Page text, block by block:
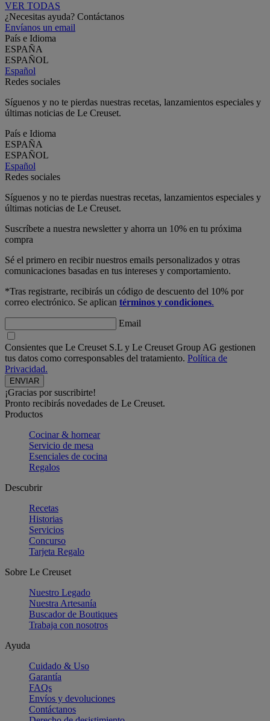
VER TODAS
¿Necesitas ayuda? Contáctanos
Envíanos un email
País e Idioma
ESPAÑA
ESPAÑOL
Español
Redes sociales
Síguenos y no te pierdas nuestras recetas, lanzamientos especiales y
últimas noticias de Le Creuset.
País e Idioma
ESPAÑA
ESPAÑOL
Español
Redes sociales
Síguenos y no te pierdas nuestras recetas, lanzamientos especiales y
últimas noticias de Le Creuset.
Suscríbete a nuestra newsletter y ahorra un 10% en tu próxima
compra
Sé el primero en recibir nuestros emails personalizados y otras
comunicaciones basadas en tus intereses y comportamiento.
*Tras registrarte, recibirás un código de descuento del 10% por
correo electrónico. Se aplican términos y condiciones.
Email
Consientes que Le Creuset S.L y Le Creuset Group AG gestionen
tus datos como corresponsables del tratamiento. Política de
Privacidad.
¡Gracias por suscribirte!
Pronto recibirás novedades de Le Creuset.
Productos
Cocinar & hornear
Servicio de mesa
Esenciales de cocina
Regalos
Descubrir
Recetas
Historias
Servicios
Concurso
Tarjeta Regalo
Sobre Le Creuset
Nuestro Legado
Nuestra Artesanía
Buscador de Boutiques
Trabaja con nosotros
Ayuda
Cuidado & Uso
Garantía
FAQs
Envíos y devoluciones
Contáctanos